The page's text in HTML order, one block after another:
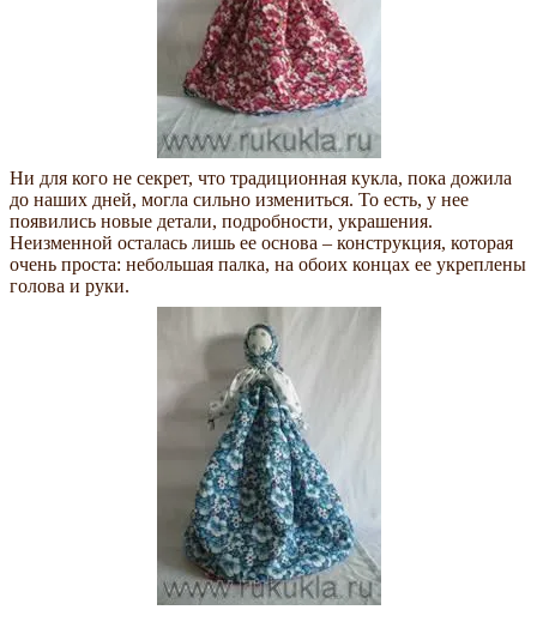
Ни для кого не секрет, что традиционная кукла, пока дожила
до наших дней, могла сильно измениться. То есть, у нее
появились новые детали, подробности, украшения.
Неизменной осталась лишь ее основа – конструкция, которая
очень проста: небольшая палка, на обоих концах ее укреплены
голова и руки.